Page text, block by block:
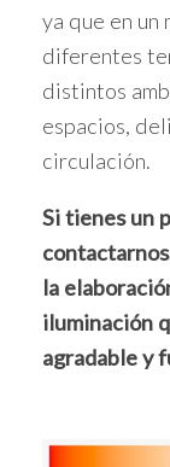
ya que en un
diferentes
distintos
espacios,
circulación.
Si tienes un
la
iluminación
agradable y